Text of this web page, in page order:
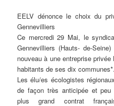
EELV dénonce le choix du
Gennevilliers
Ce mercredi 29 Mai, le
Gennevilliers (Hauts- de-
nouveau à une entreprise
habitants de ses dix communes*.
Les élu/es écologistes
de façon très anticipée et peu
plus grand contrat